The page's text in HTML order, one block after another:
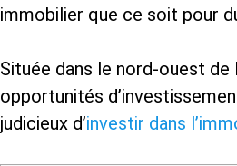
immobilier que ce soit pour
Située dans le nord-ouest
opportunités
judicieux d’investir dans